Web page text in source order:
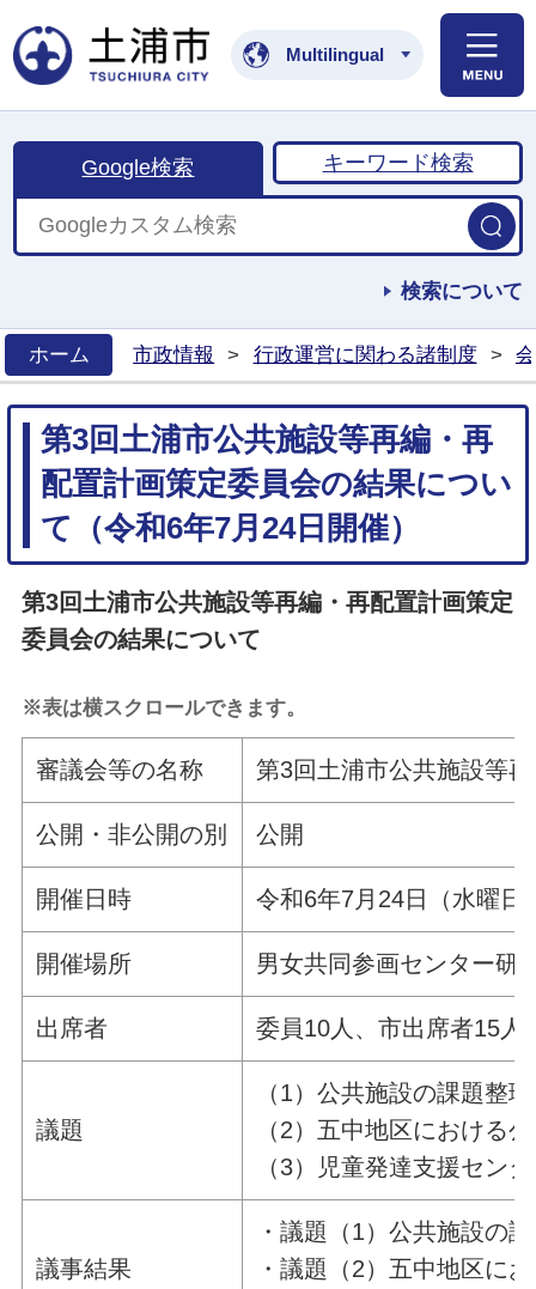
土浦市公式ホームペ
Multilingual
Google検索 キーワード検索
検索について
ホーム
市政情報 > 行政運営に関わる諸制度 >
第3回土浦市公共施設等再編・再
配置計画策定委員会の結果につい
て（令和6年7月24日開催）
第3回土浦市公共施設等再編・再配置計画策定
委員会の結果について
※表は横スクロールできます。
審議会等の名称 第3回土浦市公共施設等
公開・非公開の別 公開
開催日時 令和6年7月24日（水曜日
開催場所 男女共同参画センター研
出席者 委員10人、市出席者15人
議題
（1）公共施設の課題整
（2）五中地区における
（3）児童発達支援セン
議事結果
・議題（1）公共施設の
・議題（2）五中地区に